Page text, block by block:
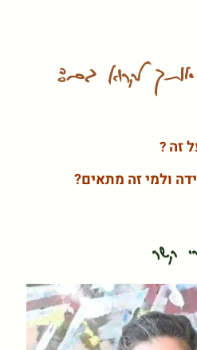
אותך לקרוא גם:
זה ?
ולמי זה מתאים?
קשר